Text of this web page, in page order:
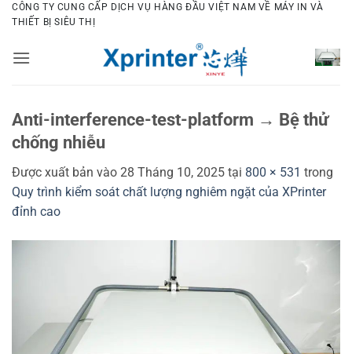
Bỏ
qua
dung
CÔNG TY CUNG CẤP DỊCH VỤ HÀNG ĐẦU VIỆT NAM VỀ MÁY IN VÀ
THIẾT BỊ SIÊU THỊ
Anti-interference-test-platform → Bệ thử
chống nhiễu
Được xuất bản vào 28 Tháng 10, 2025 tại 800 × 531 trong
Quy trình kiểm soát chất lượng nghiêm ngặt của XPrinter
đỉnh cao